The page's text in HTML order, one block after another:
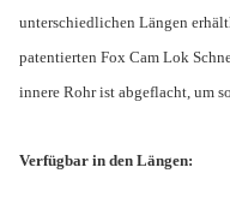
unterschiedlichen Längen
patentierten Fox Cam Lok
innere Rohr ist abgeflacht, um
Verfügbar in den Längen: